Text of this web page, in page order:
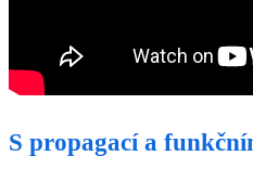
S propagací a